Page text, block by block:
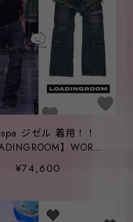
ジゼル 着用！！
】WORK
DENIM PANTS
¥74,600